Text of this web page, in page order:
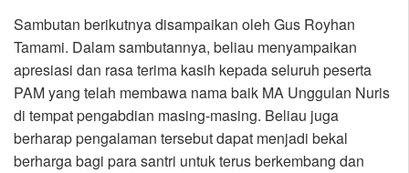
Sambutan berikutnya disampaikan oleh Gus Royhan
Tamami. Dalam sambutannya, beliau menyampaikan
apresiasi dan rasa terima kasih kepada seluruh peserta
PAM yang telah membawa nama baik MA Unggulan Nuris
di tempat pengabdian masing-masing. Beliau juga
berharap pengalaman tersebut dapat menjadi bekal
berharga bagi para santri untuk terus berkembang dan